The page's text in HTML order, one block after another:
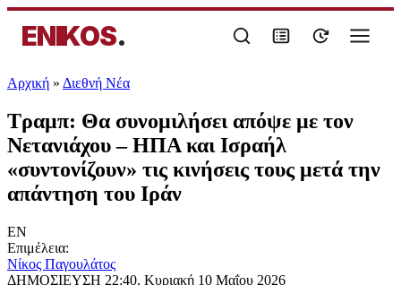
ENIKOS.
Αρχική » Διεθνή Νέα
Τραμπ: Θα συνομιλήσει απόψε με τον
Νετανιάχου – ΗΠΑ και Ισραήλ
«συντονίζουν» τις κινήσεις τους μετά την
απάντηση του Ιράν
EN
Επιμέλεια:
Νίκος Παγουλάτος
ΔΗΜΟΣΙΕΥΣΗ 22:40, Κυριακή 10 Μαΐου 2026